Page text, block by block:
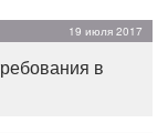
19 июля 2017
в